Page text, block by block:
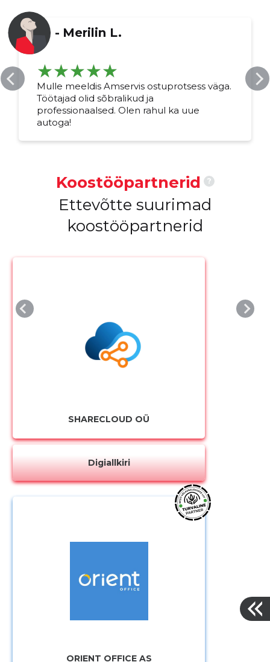
- Merilin L.
Mulle meeldis Amservis ostuprotsess väga.
Töötajad olid sõbralikud ja
professionaalsed. Olen rahul ka uue
autoga!
Koostööpartnerid ?
Ettevõtte suurimad
koostööpartnerid
SHARECLOUD OÜ
Digiallkiri
ORIENT OFFICE AS